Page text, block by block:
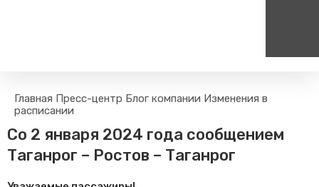
Пассажирам
Правила проезда
Часто задаваемые вопросы
Тарифы и льготы
Туризм
Веломаршруты
Аудиогиды
Единый номер вызова экстренных служб
112
Главная Пресс-центр Блог компании Изменения в
расписании
Со 2 января 2024 года сообщением
Таганрог – Ростов – Таганрог